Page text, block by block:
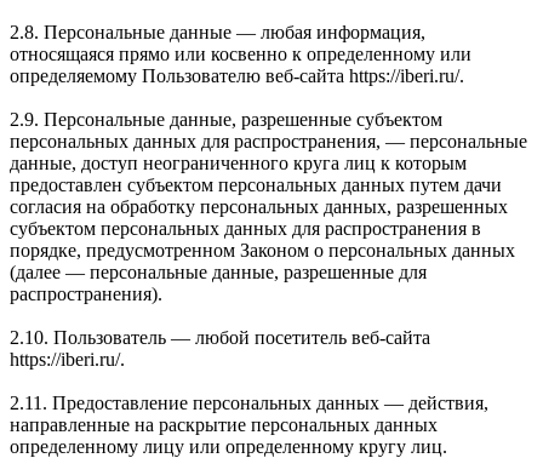
2.8. Персональные данные — любая информация,
относящаяся прямо или косвенно к определенному или
определяемому Пользователю веб-сайта https://iberi.ru/.
2.9. Персональные данные, разрешенные субъектом
персональных данных для распространения, — персональные
данные, доступ неограниченного круга лиц к которым
предоставлен субъектом персональных данных путем дачи
согласия на обработку персональных данных, разрешенных
субъектом персональных данных для распространения в
порядке, предусмотренном Законом о персональных данных
(далее — персональные данные, разрешенные для
распространения).
2.10. Пользователь — любой посетитель веб-сайта
https://iberi.ru/.
2.11. Предоставление персональных данных — действия,
направленные на раскрытие персональных данных
определенному лицу или определенному кругу лиц.